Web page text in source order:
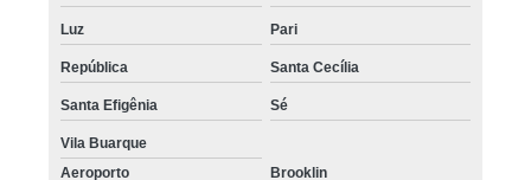
Luz Pari
República Santa Cecília
Santa Efigênia Sé
Vila Buarque
Aeroporto
Brooklin